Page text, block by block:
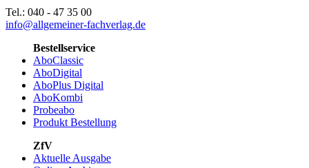
Tel.: 040 - 47 35 00
info@allgemeiner-fachverlag.de
Bestellservice
AboClassic
AboDigital
AboPlus Digital
AboKombi
Probeabo
Produkt Bestellung
ZfV
Aktuelle Ausgabe